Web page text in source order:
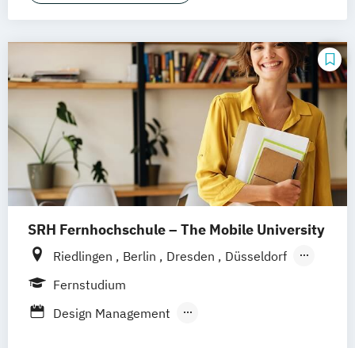
SRH Fernhochschule – The Mobile University
Riedlingen Berlin Dresden
Düsseldorf
Hamburg
Mannheim Wertheim
Fernstudium
Design Management